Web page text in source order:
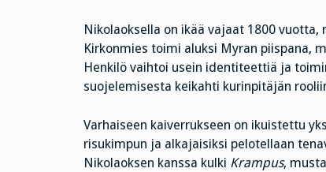
Nikolaoksella on ikää vajaat 1800
Kirkonmies toimi aluksi Myran piispana,
Henkilö vaihtoi usein identiteettiä ja
suojelemisesta keikahti kurinpitäjän
Varhaiseen kaiverrukseen on ikuistettu
risukimpun ja alkajaisiksi pelotellaan
Nikolaoksen kanssa kulki Krampus,